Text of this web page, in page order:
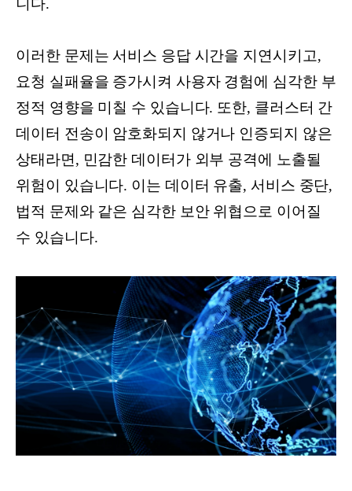
니다.
이러한 문제는 서비스 응답 시간을 지연시키고,
요청 실패율을 증가시켜 사용자 경험에 심각한 부
정적 영향을 미칠 수 있습니다. 또한, 클러스터 간
데이터 전송이 암호화되지 않거나 인증되지 않은
상태라면, 민감한 데이터가 외부 공격에 노출될
위험이 있습니다. 이는 데이터 유출, 서비스 중단,
법적 문제와 같은 심각한 보안 위협으로 이어질
수 있습니다.